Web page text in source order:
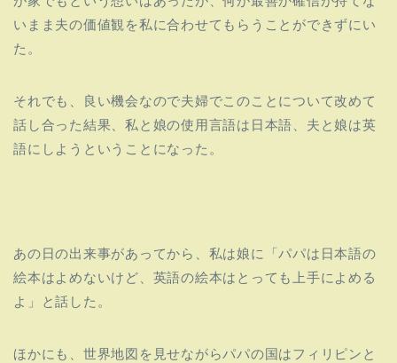
いまま夫の価値観を私に合わせてもらうことができずにい
た。
それでも、
良い機会なので夫婦でこのことについて改めて
話し合った結果、私と娘の使用言語は日本語、夫と娘は英
語にしようということになった。
あの日の出来事があってから、私は娘に「パパは日本語の
絵本はよめないけど、 英語の絵本はとっても上手によめる
よ」と話した。
ほかにも、世界地図を見せながらパパの国はフィリピンと